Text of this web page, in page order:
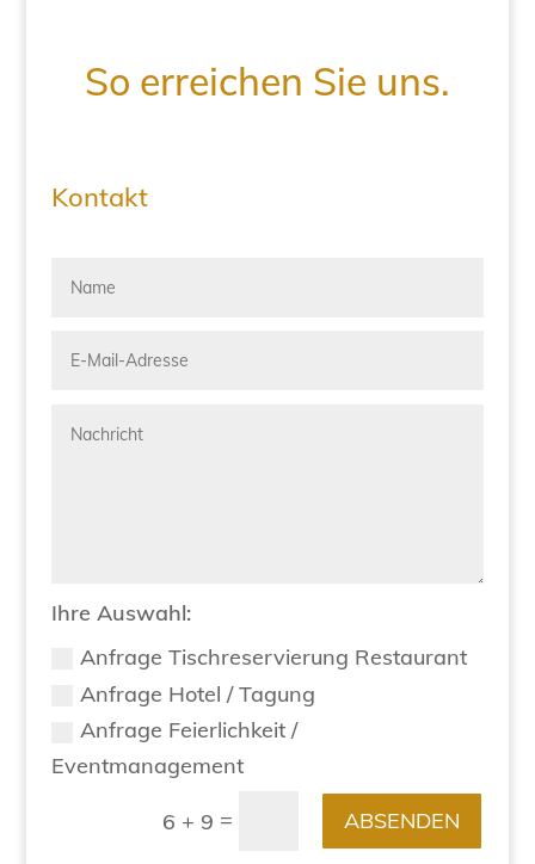
So erreichen Sie uns.
Kontakt
Ihre Auswahl:
Anfrage Tischreservierung Restaurant
Anfrage Hotel / Tagung
Anfrage Feierlichkeit /
Eventmanagement
6 + 9 = ABSENDEN